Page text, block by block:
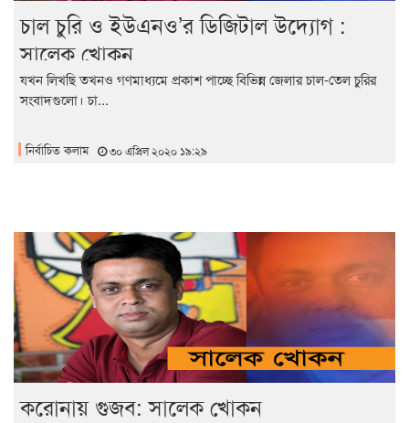
চাল চুরি ও ইউএনও’র ডিজিটাল উদ্যোগ :
সালেক খোকন
যখন লিখছি তখনও গণমাধ্যমে প্রকাশ পাচ্ছে বিভিন্ন জেলার চাল-তেল চুরির
সংবাদগুলো। চা...
নির্বাচিত কলাম ৩০ এপ্রিল ২০২০ ১৯:২৯
করোনায় গুজব: সালেক খোকন